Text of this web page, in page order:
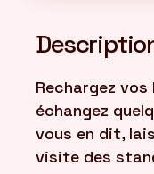
/ EN
Rechargez
échangez
vous en dit,
visite des